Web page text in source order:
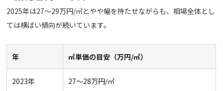
2025年は27〜29万円/㎡とやや幅を持たせながらも、相場全体とし
ては横ばい傾向が続いています。
年 ㎡単価の目安（万円/㎡）
2023年 27〜28万円/㎡